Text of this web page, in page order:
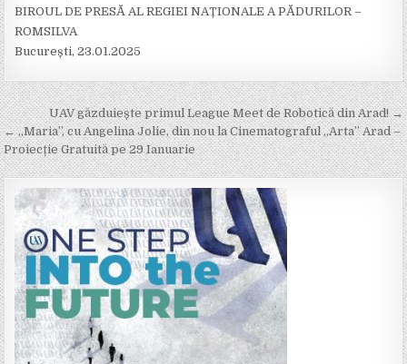
BIROUL DE PRESĂ AL REGIEI NAȚIONALE A PĂDURILOR –
ROMSILVA
București, 23.01.2025
Post
navigation
UAV găzduiește primul League Meet de Robotică din Arad! →
← „Maria”, cu Angelina Jolie, din nou la Cinematograful „Arta” Arad –
Proiecție Gratuită pe 29 Ianuarie